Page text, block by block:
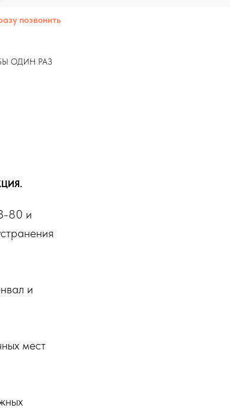
позвонить
ОДИН РАЗ
80 и
и
мест